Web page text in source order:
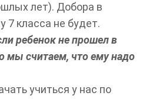
лет). Добора в
7 класса не будет.
ребенок не прошел в
мы считаем, что ему надо
учиться у нас по